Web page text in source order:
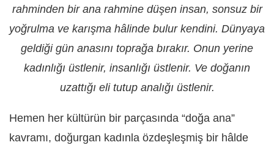
rahminden bir ana rahmine düşen insan, sonsuz bir
yoğrulma ve karışma hâlinde bulur kendini. Dünyaya
geldiği gün anasını toprağa bırakır. Onun yerine
kadınlığı üstlenir, insanlığı üstlenir. Ve doğanın
uzattığı eli tutup analığı üstlenir.
Hemen her kültürün bir parçasında “doğa ana”
kavramı, doğurgan kadınla özdeşleşmiş bir hâlde